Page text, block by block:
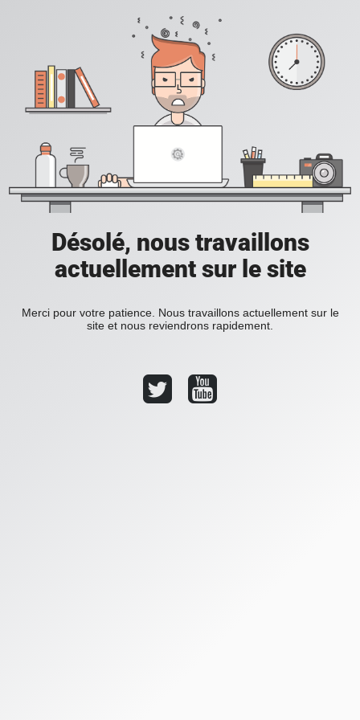
Désolé, nous travaillons
actuellement sur le site
Merci pour votre patience. Nous travaillons actuellement sur le
site et nous reviendrons rapidement.